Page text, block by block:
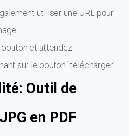
utiliser une URL pour
et attendez.
sur le bouton "télécharger".
Outil de
en PDF